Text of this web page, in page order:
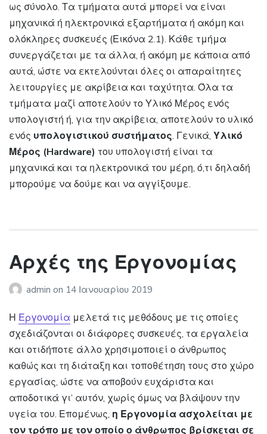
ως σύνολο. Τα τμήματα αυτά μπορεί να είναι
μηχανικά ή ηλεκτρονικά εξαρτήματα ή ακόμη και
ολόκληρες συσκευές (Εικόνα 2.1). Κάθε τμήμα
συνεργάζεται με τα άλλα, ή ακόμη με κάποια από
αυτά, ώστε να εκτελούνται όλες οι απαραίτητες
λειτουργίες με ακρίβεια και ταχύτητα. Όλα τα
τμήματα μαζί αποτελούν το Υλικό Μέρος ενός
υπολογιστή ή, για την ακρίβεια, αποτελούν το υλικό
ενός υπολογιστικού συστήματος. Γενικά, Υλικό
Μέρος (Hardware) του υπολογιστή είναι τα
μηχανικά και τα ηλεκτρονικά του μέρη, ό,τι δηλαδή
μπορούμε να δούμε και να αγγίξουμε.
Αρχές της Εργονομίας
admin on 14 Ιανουαρίου 2019
Η Εργονομία μελετά τις μεθόδους με τις οποίες
σχεδιάζονται οι διάφορες συσκευές, τα εργαλεία
και οτιδήποτε άλλο χρησιμοποιεί ο άνθρωπος
καθώς και τη διάταξη και τοποθέτηση τους στο χώρο
εργασίας, ώστε να αποβούν ευχάριστα και
αποδοτικά γι’ αυτόν, χωρίς όμως να βλάψουν την
υγεία του. Επομένως, η Εργονομία ασχολείται με
τον τρόπο με τον οποίο ο άνθρωπος βρίσκεται σε